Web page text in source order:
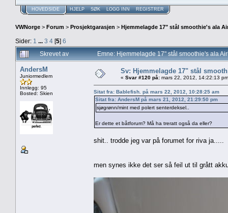
HOVEDSIDE HJELP SØK LOGG INN REGISTRER
VWNorge > Forum > Prosjektgarasjen > Hjemmelagde 17" stål smoothie's ala
Sider: 1 ... 3 4 [5] 6
Skrevet av
Emne: Hjemmelagde 17" stål smoothie's ala
AndersM
Juniormedlem
Innlegg: 95
Bosted: Skien
Sv: Hjemmelagde 17" stål
« Svar #120 på: mars 22, 2012, 14:22:13
Sitat fra: Bablefish. på mars 22, 2012, 10:28:25 am
Sitat fra: AndersM på mars 21, 2012, 21:29:50 pm
sjøgrønn/mint med polert senterdeksel..
Er dette et båtforum? Må ha treratt også da eller?
shit.. trodde jeg var på forumet for riva ja.....
men synes ikke det ser så feil ut til grått